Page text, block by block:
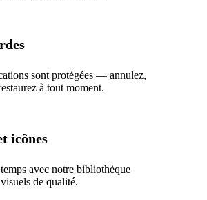
sont protégées — annulez,
à tout moment.
icônes
avec notre bibliothèque
de qualité.